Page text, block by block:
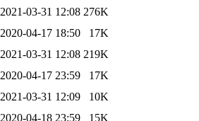
2021-03-31 12:08 276K
2020-04-17 18:50
17K
2021-03-31 12:08 219K
2020-04-17 23:59
17K
2021-03-31 12:09
10K
2020-04-18 23:59
15K